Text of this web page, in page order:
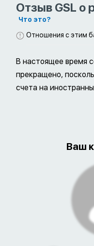
Отзыв GSL о
Что это?
Отношения с этим
В настоящее время
прекращено,
счета на
Ваш